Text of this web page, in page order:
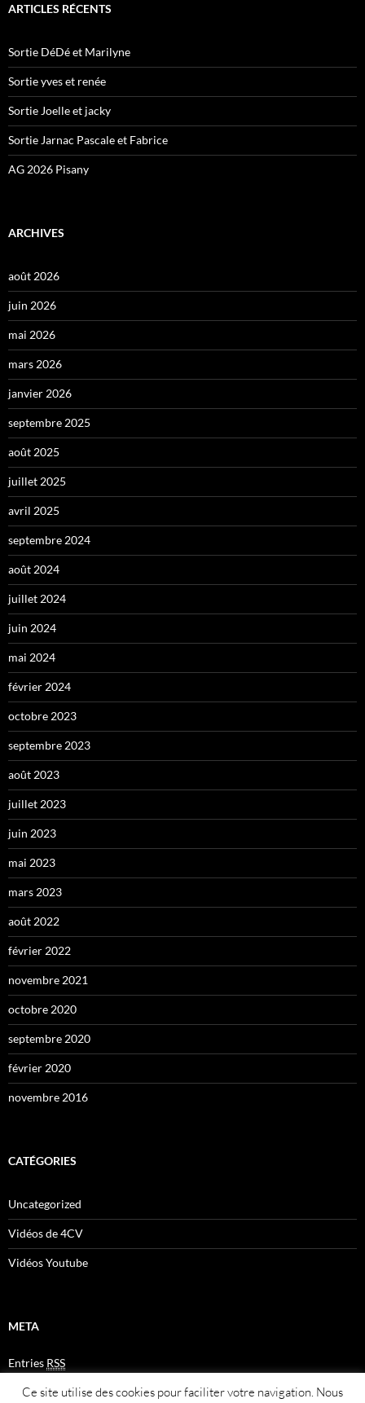
ARTICLES RÉCENTS
Sortie DéDé et Marilyne
Sortie yves et renée
Sortie Joelle et jacky
Sortie Jarnac Pascale et Fabrice
AG 2026 Pisany
ARCHIVES
août 2026
juin 2026
mai 2026
mars 2026
janvier 2026
septembre 2025
août 2025
juillet 2025
avril 2025
septembre 2024
août 2024
juillet 2024
juin 2024
mai 2024
février 2024
octobre 2023
septembre 2023
août 2023
juillet 2023
juin 2023
mai 2023
mars 2023
août 2022
février 2022
novembre 2021
octobre 2020
septembre 2020
février 2020
novembre 2016
CATÉGORIES
Uncategorized
Vidéos de 4CV
Vidéos Youtube
META
Entries RSS
CommentsRSS
Plan du site
Ce site utilise des cookies pour faciliter votre navigation. Nous